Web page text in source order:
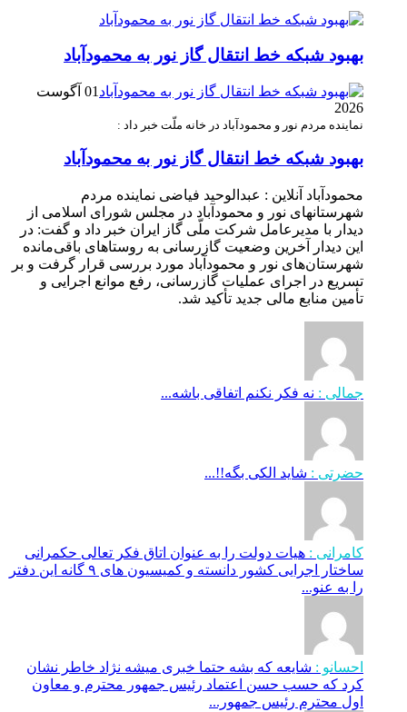
بهبود شبکه خط انتقال گاز نور به محمودآباد
01 آگوست
2026
نماینده مردم نور و محمودآباد در خانه ملّت خبر داد :
بهبود شبکه خط انتقال گاز نور به محمودآباد
محمودآباد آنلاین : عبدالوحید فیاضی نماینده مردم
شهرستانهای نور و محمودآباد در مجلس شورای اسلامی از
دیدار با مدیرعامل شرکت ملّی گاز ایران خبر داد و گفت: در
این دیدار آخرین وضعیت گازرسانی به روستاهای باقی‌مانده
شهرستان‌های نور و محمودآباد مورد بررسی قرار گرفت و بر
تسریع در اجرای عملیات گازرسانی، رفع موانع اجرایی و
تأمین منابع مالی جدید تأکید شد.
جمالی : نه فکر نکنم اتفاقی باشه...
حضرتی : شاید الکی بگه!!...
کامرانی : هیات دولت را به عنوان اتاق فکر تعالی حکمرانی
ساختار اجرایی کشور دانسته و کمیسیون های ۹ گانه این دفتر
را به عنو...
احسانو : شایعه که بشه حتما خبری میشه نژاد خاطر نشان
کرد که حسب حسن اعتماد رئیس جمهور محترم و معاون
اول محترم رئیس جمهور...